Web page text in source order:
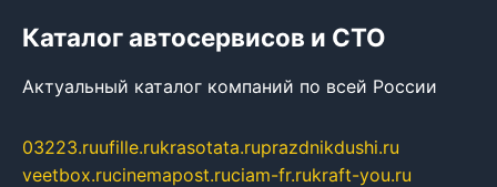
Каталог автосервисов и СТО
Актуальный каталог компаний по всей России
03223.ruufille.rukrasotata.ruprazdnikdushi.ru
veetbox.rucinemapost.ruciam-fr.rukraft-you.ru